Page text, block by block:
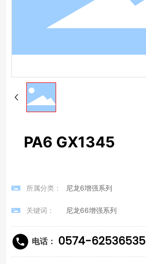
PA6 GX1345
所属分类： 尼龙6增强系列
关键词： 尼龙66增强系列
电话： 0574-62536535